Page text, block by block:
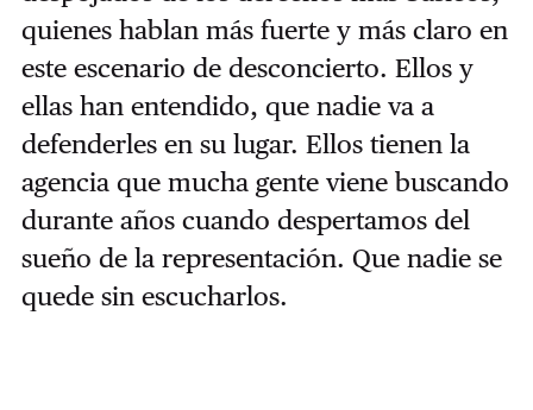
quienes hablan más fuerte y más claro en
este escenario de desconcierto. Ellos y
ellas han entendido, que nadie va a
defenderles en su lugar. Ellos tienen la
agencia que mucha gente viene buscando
durante años cuando despertamos del
sueño de la representación. Que nadie se
quede sin escucharlos.